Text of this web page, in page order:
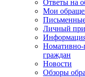
Ответы на
Мои
Личный
Номативно-
граждан
Новости
Обзоры